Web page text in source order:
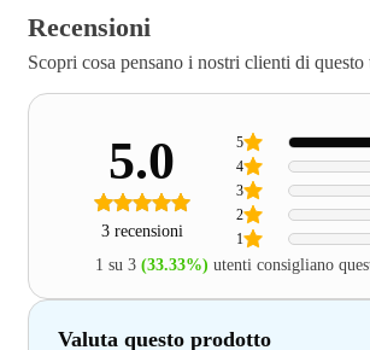
Recensioni
Scopri cosa pensano i nostri clienti di
5.0
3 recensioni 1
2
3
4
5
1 su 3 (33.33%) utenti consigliano
Valuta questo prodotto